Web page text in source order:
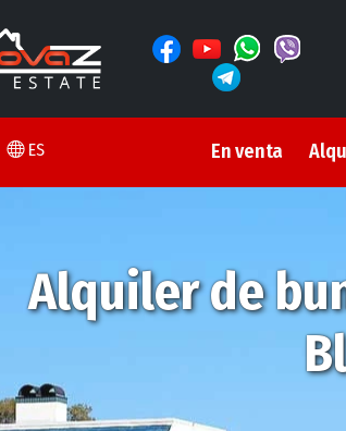
ES En venta
Alquiler de